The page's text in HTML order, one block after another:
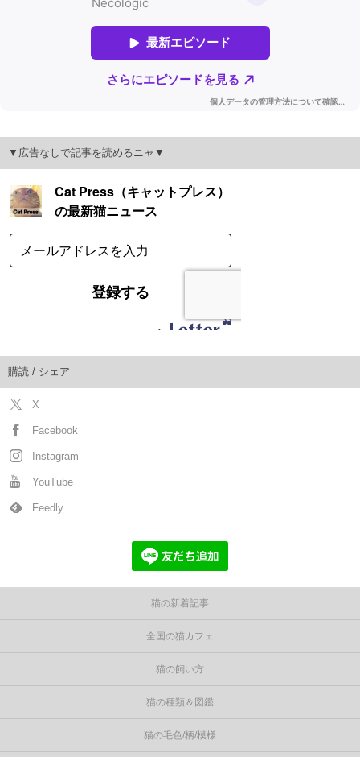
▼広告なしで記事を読めるニャ▼
購読 / シェア
X
Facebook
Instagram
YouTube
Feedly
猫の新着記事
全国の猫カフェ
猫の飼い方
猫の種類＆図鑑
猫の毛色/柄/模様